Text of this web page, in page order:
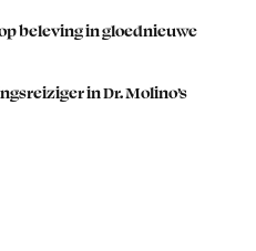
beleving in gloednieuwe
in Dr. Molino’s